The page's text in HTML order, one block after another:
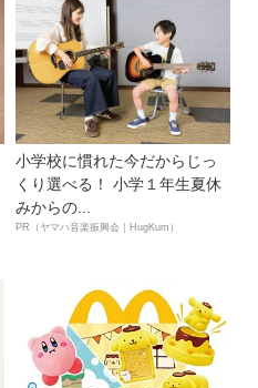
小学校に慣れた今だからじっ
くり選べる！ 小学１年生夏休
みからの...
PR（ヤマハ音楽振興会｜HugKum）